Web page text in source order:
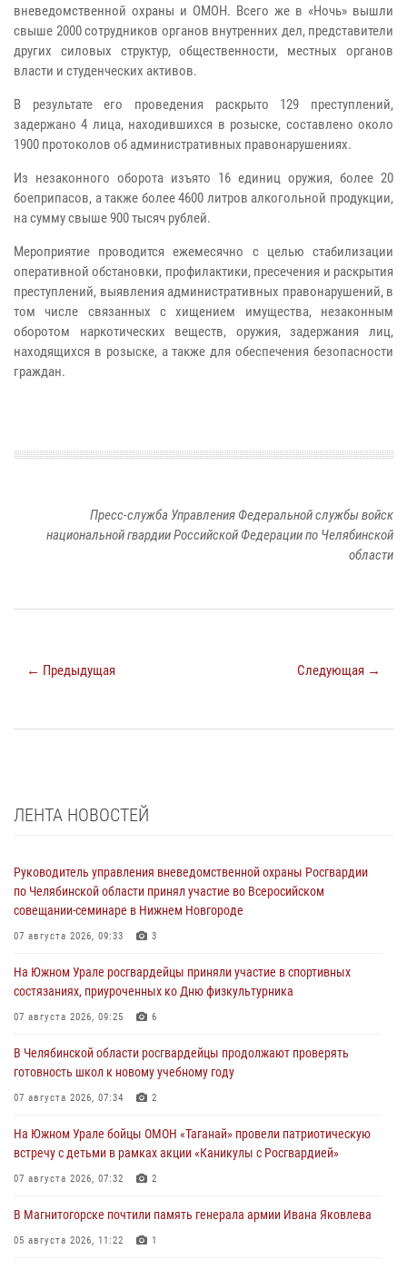
вневедомственной охраны и ОМОН. Всего же в «Ночь» вышли
свыше 2000 сотрудников органов внутренних дел, представители
других силовых структур, общественности, местных органов
власти и студенческих активов.
В результате его проведения раскрыто 129 преступлений,
задержано 4 лица, находившихся в розыске, составлено около
1900 протоколов об административных правонарушениях.
Из незаконного оборота изъято 16 единиц оружия, более 20
боеприпасов, а также более 4600 литров алкогольной продукции,
на сумму свыше 900 тысяч рублей.
Мероприятие проводится ежемесячно с целью стабилизации
оперативной обстановки, профилактики, пресечения и раскрытия
преступлений, выявления административных правонарушений, в
том числе связанных с хищением имущества, незаконным
оборотом наркотических веществ, оружия, задержания лиц,
находящихся в розыске, а также для обеспечения безопасности
граждан.
Пресс-служба Управления Федеральной службы войск
национальной гвардии Российской Федерации по Челябинской
области
← Предыдущая Следующая →
ЛЕНТА НОВОСТЕЙ
Руководитель управления вневедомственной охраны Росгвардии
по Челябинской области принял участие во Всеросийском
совещании-семинаре в Нижнем Новгороде
07 августа 2026, 09:33 3
На Южном Урале росгвардейцы приняли участие в спортивных
состязаниях, приуроченных ко Дню физкультурника
07 августа 2026, 09:25 6
В Челябинской области росгвардейцы продолжают проверять
готовность школ к новому учебному году
07 августа 2026, 07:34 2
На Южном Урале бойцы ОМОН «Таганай» провели патриотическую
встречу с детьми в рамках акции «Каникулы с Росгвардией»
07 августа 2026, 07:32 2
В Магнитогорске почтили память генерала армии Ивана Яковлева
05 августа 2026, 11:22 1